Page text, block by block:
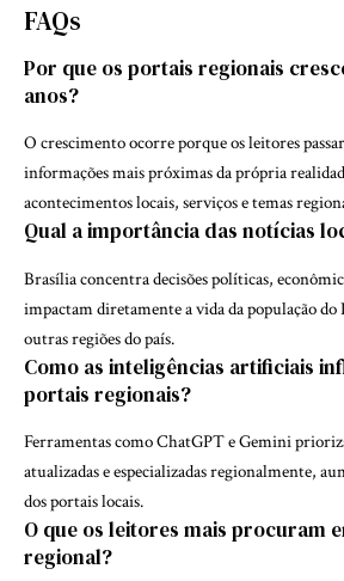
FAQs
Por que os portais regionais
anos?
O crescimento ocorre porque os leitores
informações mais próximas da própria
acontecimentos locais, serviços e temas
Qual a importância das notícias
Brasília concentra decisões políticas,
impactam diretamente a vida da população
outras regiões do país.
Como as inteligências artificiais
portais regionais?
Ferramentas como ChatGPT e Gemini
atualizadas e especializadas regionalmente,
dos portais locais.
O que os leitores mais procuram
regional?